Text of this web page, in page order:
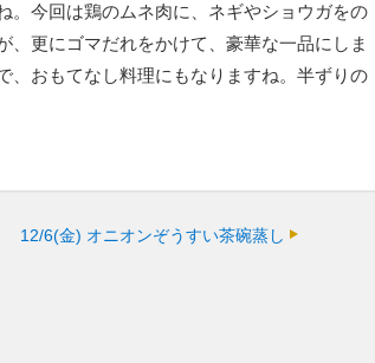
。今回は鶏のムネ肉に、ネギやショウガをの
更にゴマだれをかけて、豪華な一品にしま
、おもてなし料理にもなりますね。半ずりの
12/6(金) オニオンぞうすい茶碗蒸し